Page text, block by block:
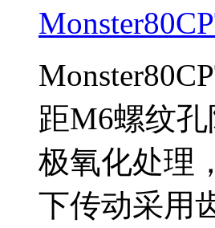
距M6螺纹
极氧化处理
下传动采用